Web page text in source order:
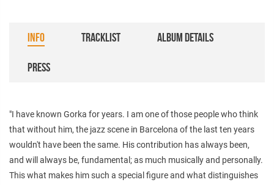
INFO TRACKLIST ALBUM DETAILS
PRESS
"I have known Gorka for years. I am one of those people who think
that without him, the jazz scene in Barcelona of the last ten years
wouldn't have been the same. His contribution has always been,
and will always be, fundamental; as much musically and personally.
This what makes him such a special figure and what distinguishes